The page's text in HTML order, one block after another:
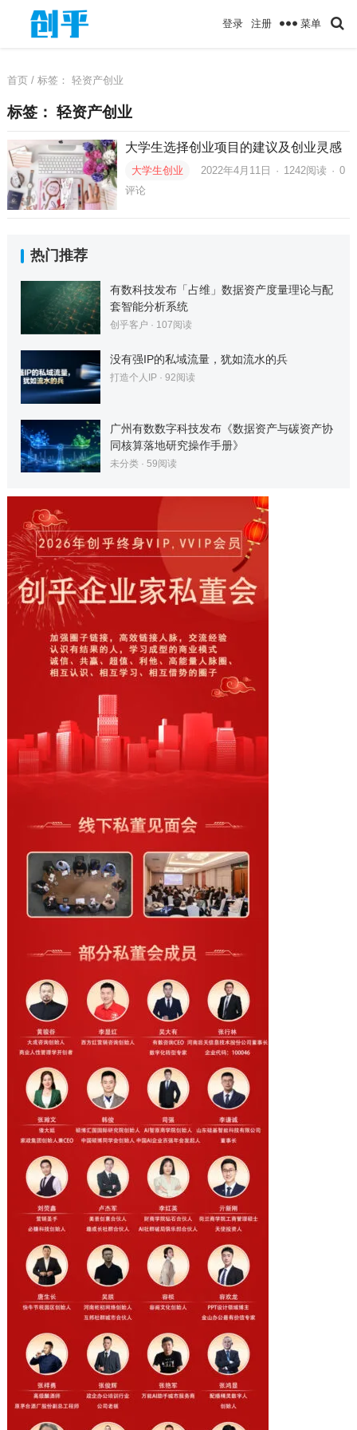
登录 注册 菜单
首页/ 标签： 轻资产创业
标签： 轻资产创业
大学生选择创业项目的建议及创业灵感
大学生创业 2022年4月11日 · 1242阅读 · 0
评论
热门推荐
有数科技发布「占维」数据资产度量理论与配
套智能分析系统
创乎客户 · 107阅读
没有强IP的私域流量，犹如流水的兵
打造个人IP· 92阅读
广州有数数字科技发布《数据资产与碳资产协
同核算落地研究操作手册》
未分类· 59阅读